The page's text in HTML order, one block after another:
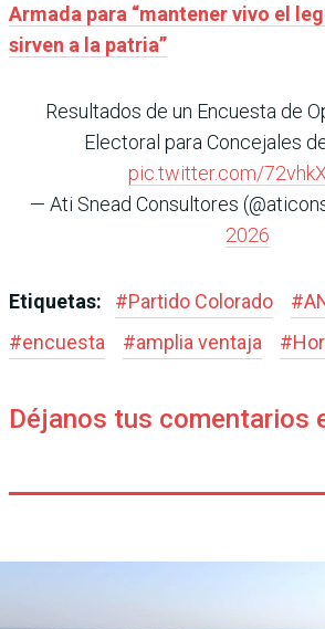
Armada para “mantener vivo el
sirven a la patria”
Resultados de un Encuesta de
Electoral para Concejales
pic.twitter.com/
— Ati Snead Consultores
2026
Etiquetas: #Partido Colorado #
#encuesta #amplia ventaja #
Déjanos tus comentarios